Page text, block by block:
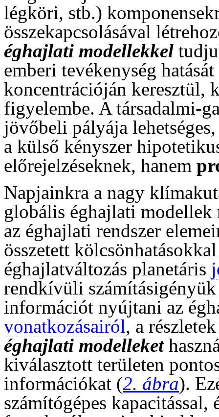
légköri, stb.)
összekapcsolásával
éghajlati modellekkel
emberi tevékenység
koncentrációján keresztül,
figyelembe. A társadalmi-
jövőbeli pályája
a külső kényszer
előrejelzéseknek, hanem
Napjainkra a nagy
globális éghajlati modellek
az éghajlati rendszer
összetett
éghajlatváltozás planetáris
rendkívüli
információt nyújtani az
vonatkozásairól, a
éghajlati modelleket
kiválasztott területen
információkat (2. ábra).
számítógépes